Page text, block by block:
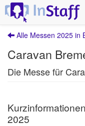
Alle Messen 2025 in
Caravan
Die Messe für
2025